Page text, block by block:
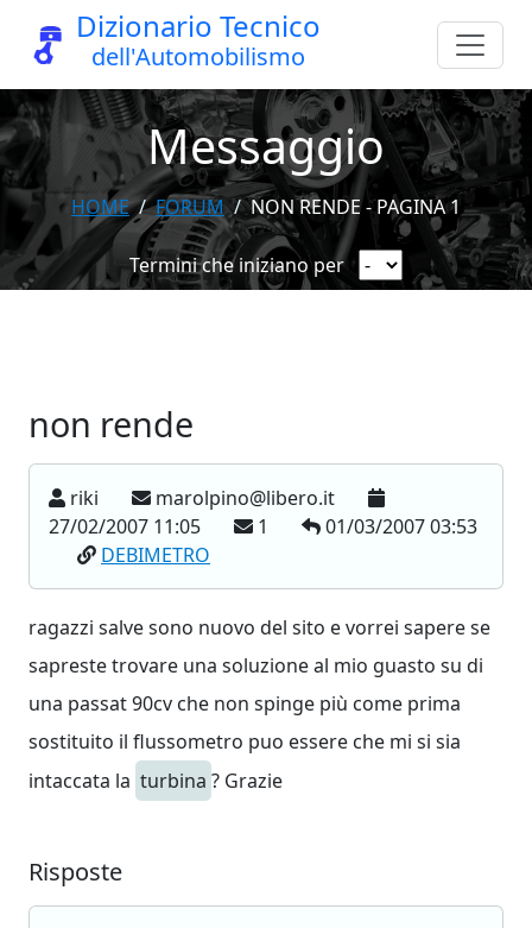
Dizionario Tecnico
dell'Automobilismo
Messaggio
HOME FORUM NON RENDE - PAGINA 1
Termini che iniziano per
non rende
riki
marolpino@libero.it
27/02/2007 11:05
1
01/03/2007 03:53
DEBIMETRO
ragazzi salve sono nuovo del sito e vorrei sapere se
sapreste trovare una soluzione al mio guasto su di
una passat 90cv che non spinge più come prima
sostituito il flussometro puo essere che mi si sia
intaccata la turbina ? Grazie
Risposte